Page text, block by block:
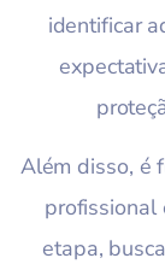
identificar
Além disso, é
profissional
etapa,